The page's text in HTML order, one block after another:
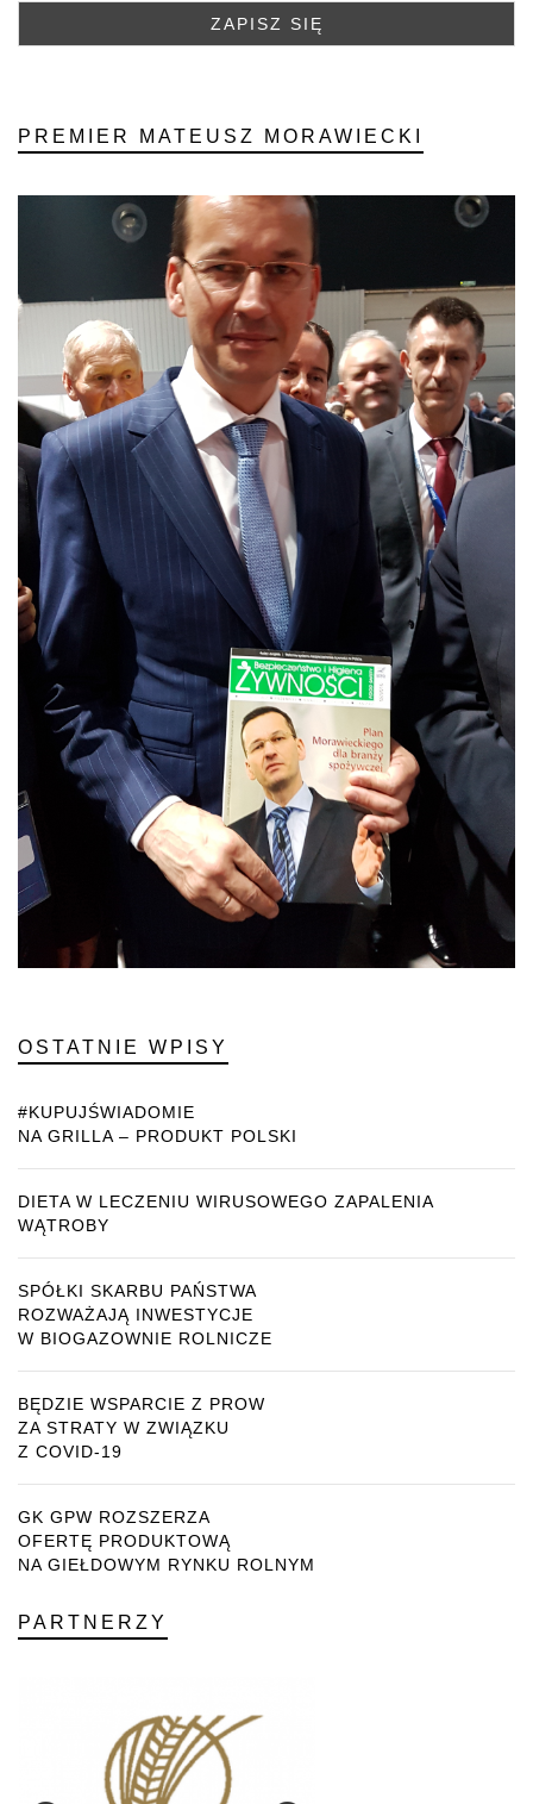
PREMIER MATEUSZ MORAWIECKI
OSTATNIE WPISY
#KUPUJŚWIADOMIE
NA GRILLA – PRODUKT POLSKI
DIETA W LECZENIU WIRUSOWEGO ZAPALENIA
WĄTROBY
SPÓŁKI SKARBU PAŃSTWA
ROZWAŻAJĄ INWESTYCJE
W BIOGAZOWNIE ROLNICZE
BĘDZIE WSPARCIE Z PROW
ZA STRATY W ZWIĄZKU
Z COVID-19
GK GPW ROZSZERZA
OFERTĘ PRODUKTOWĄ
NA GIEŁDOWYM RYNKU ROLNYM
PARTNERZY